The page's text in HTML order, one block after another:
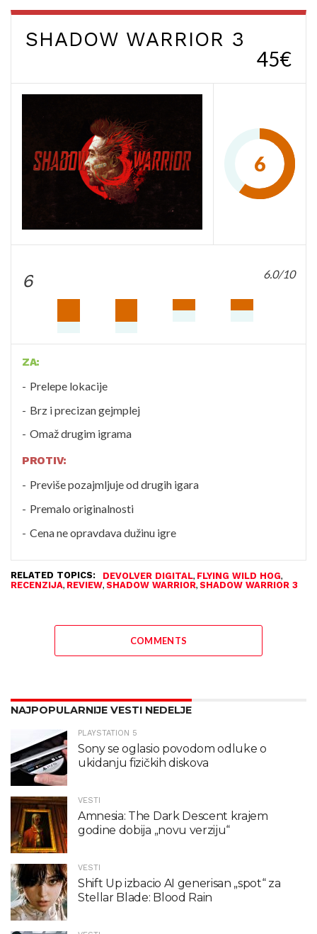
SHADOW WARRIOR 3
45€
6
6 6.0/10
ZA:
Prelepe lokacije
Brz i precizan gejmplej
Omaž drugim igrama
PROTIV:
Previše pozajmljuje od drugih igara
Premalo originalnosti
Cena ne opravdava dužinu igre
RELATED TOPICS: DEVOLVER DIGITAL, FLYING WILD HOG,
RECENZIJA, REVIEW, SHADOW WARRIOR, SHADOW WARRIOR 3
COMMENTS
NAJPOPULARNIJE VESTI NEDELJE
PLAYSTATION 5
Sony se oglasio povodom odluke o
ukidanju fizičkih diskova
VESTI
Amnesia: The Dark Descent krajem
godine dobija „novu verziju“
VESTI
Shift Up izbacio AI generisan „spot“ za
Stellar Blade: Blood Rain